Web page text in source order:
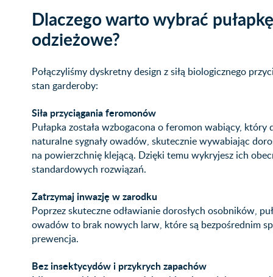
Dlaczego warto wybrać
odzieżowe?
Połączyliśmy dyskretny design z siłą biologicznego
stan garderoby:
Siła przyciągania feromonów
Pułapka została wzbogacona o feromon wabiący,
naturalne sygnały owadów, skutecznie wywabiając
na powierzchnię klejącą. Dzięki temu wykryjesz ich
standardowych rozwiązań.
Zatrzymaj inwazję w zarodku
Poprzez skuteczne odławianie dorosłych osobników,
owadów to brak nowych larw, które są bezpośrednim
prewencja.
Bez insektycydów i przykrych zapachów